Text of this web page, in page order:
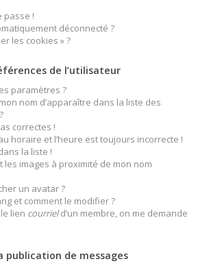
passe !
déconnecté ?
les cookies » ?
de l’utilisateur
paramètres ?
nom d’apparaître dans la liste des
correctes !
horaire et l’heure est toujours incorrecte !
la liste !
images à proximité de mon nom
un avatar ?
et comment le modifier ?
lien courrield’un membre, on me demande
publication de messages